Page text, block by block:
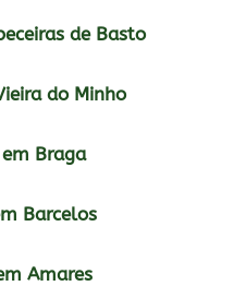
de Basto
do Minho
Braga
Barcelos
Amares